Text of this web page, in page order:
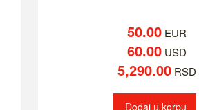
50.00EUR
60.00USD
5,290.00RSD
Dodaj u korpu